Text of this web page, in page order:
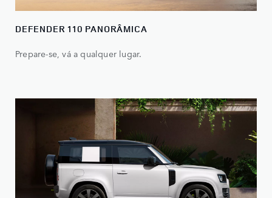
DEFENDER 110 PANORÂMICA
Prepare-se, vá a qualquer lugar.